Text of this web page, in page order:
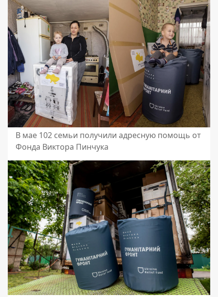
В мае 102 семьи получили адресную помощь от
Фонда Виктора Пинчука